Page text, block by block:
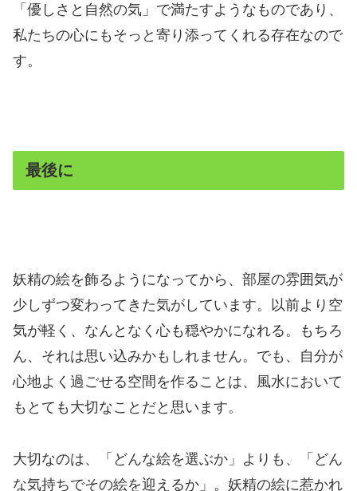
「優しさと自然の気」で満たすようなものであり、
私たちの心にもそっと寄り添ってくれる存在なので
す。
最後に
妖精の絵を飾るようになってから、部屋の雰囲気が
少しずつ変わってきた気がしています。以前より空
気が軽く、なんとなく心も穏やかになれる。もちろ
ん、それは思い込みかもしれません。でも、自分が
心地よく過ごせる空間を作ることは、風水において
もとても大切なことだと思います。
大切なのは、「どんな絵を選ぶか」よりも、「どん
な気持ちでその絵を迎えるか」。妖精の絵に惹かれ